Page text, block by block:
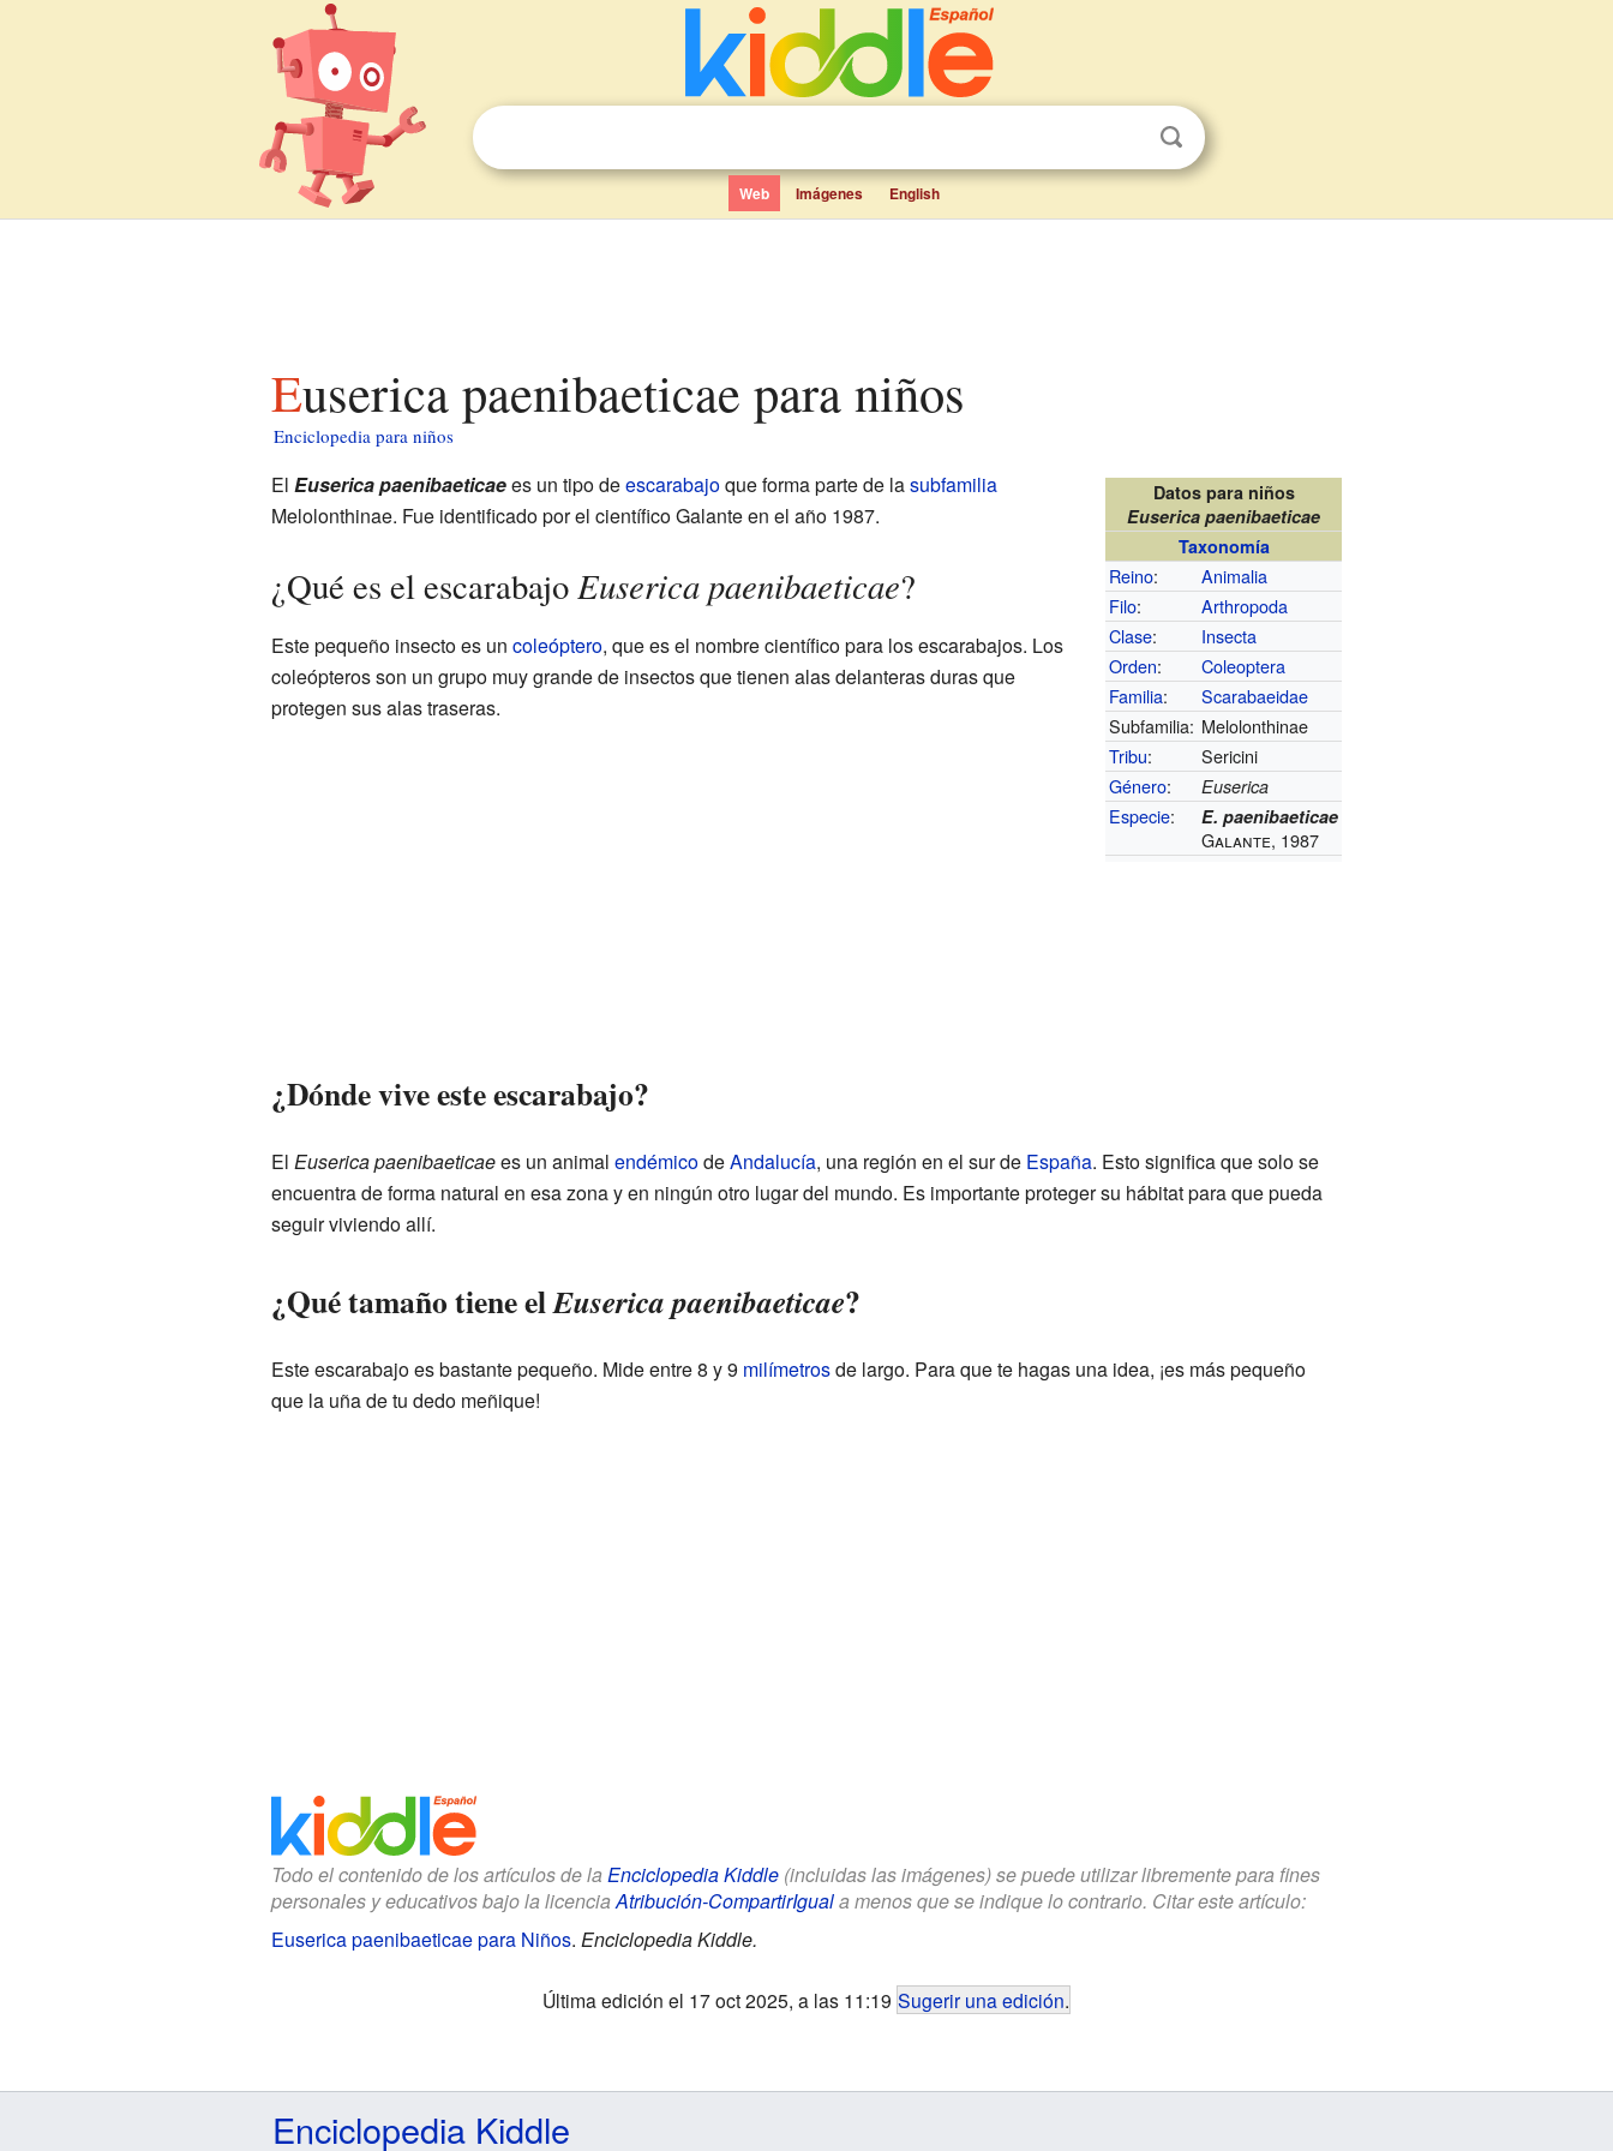
Web Imágenes English
Euserica paenibaeticae para niños
Enciclopedia para niños
Datos para niños
Euserica paenibaeticae
Taxonomía
Reino:
Animalia
Filo:
Arthropoda
Clase:
Insecta
Orden:
Coleoptera
Familia:
Scarabaeidae
Subfamilia: Melolonthinae
Tribu:
Sericini
Género: Euserica
Especie: E. paenibaeticae
Galante, 1987
El Euserica paenibaeticaees un tipo deescarabajoque forma parte de lasubfamilia
Melolonthinae. Fue identificado por el científico Galante en el año 1987.
¿Qué es el escarabajoEuserica paenibaeticae?
Este pequeño insecto es un coleóptero, que es el nombre científico para los escarabajos. Los
coleópteros son un grupo muy grande de insectos que tienen alas delanteras duras que
protegen sus alas traseras.
¿Dónde vive este escarabajo?
El Euserica paenibaeticaees un animal endémicodeAndalucía, una región en el sur de España. Esto significa que solo se
encuentra de forma natural en esa zona y en ningún otro lugar del mundo. Es importante proteger su hábitat para que pueda
seguir viviendo allí.
¿Qué tamaño tiene elEuserica paenibaeticae?
Este escarabajo es bastante pequeño. Mide entre 8 y 9 milímetrosde largo. Para que te hagas una idea, ¡es más pequeño
que la uña de tu dedo meñique!
Todo el contenido de los artículos de la Enciclopedia Kiddle(incluidas las imágenes) se puede utilizar libremente para fines
personales y educativos bajo la licenciaAtribución-CompartirIguala menos que se indique lo contrario. Citar este artículo:
Euserica paenibaeticae para Niños. Enciclopedia Kiddle.
Última edición el 17 oct 2025, a las 11:19 Sugerir una edición.
Enciclopedia Kiddle